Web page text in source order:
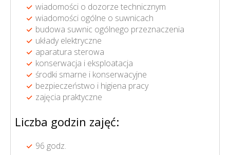
wiadomości o dozorze technicznym
wiadomości ogólne o suwnicach
budowa suwnic ogólnego przeznaczenia
układy elektryczne
aparatura sterowa
konserwacja i eksploatacja
środki smarne i konserwacyjne
bezpieczeństwo i higiena pracy
zajęcia praktyczne
Liczba godzin zajęć:
96 godz.